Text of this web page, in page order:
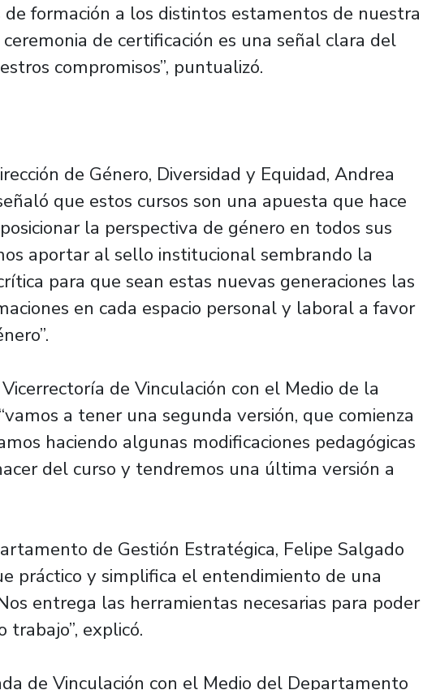
de formación a los distintos estamentos de nuestra
de certificación es una señal clara del
compromisos”, puntualizó.
de Género, Diversidad y Equidad, Andrea
que estos cursos son una apuesta que hace
la perspectiva de género en todos sus
aportar al sello institucional sembrando la
para que sean estas nuevas generaciones las
en cada espacio personal y laboral a favor
de Vinculación con el Medio de la
a tener una segunda versión, que comienza
haciendo algunas modificaciones pedagógicas
del curso y tendremos una última versión a
de Gestión Estratégica, Felipe Salgado
práctico y simplifica el entendimiento de una
entrega las herramientas necesarias para poder
explicó.
de Vinculación con el Medio del Departamento